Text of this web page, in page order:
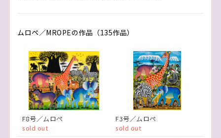
ムロペ／MROPEの作品（135作品）
F8号／ムロペ
sold out
F3号／ムロペ
sold out